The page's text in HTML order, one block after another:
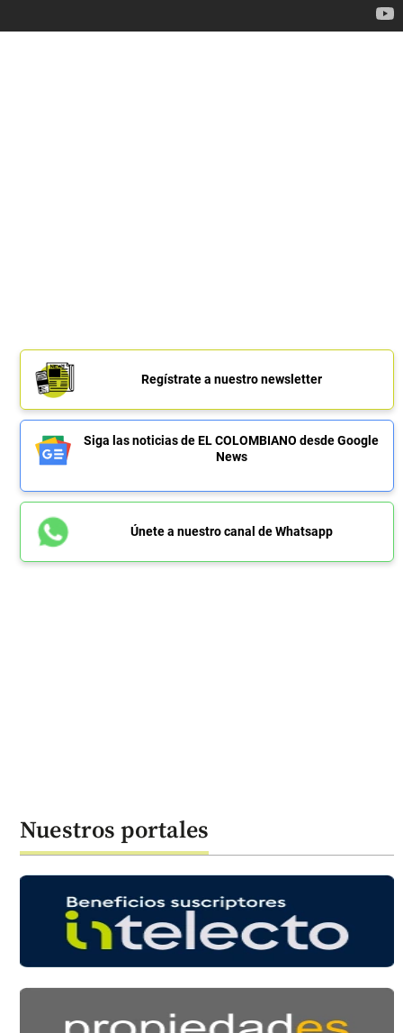
Regístrate a nuestro newsletter
Siga las noticias de EL COLOMBIANO desde Google
News
Únete a nuestro canal de Whatsapp
Nuestros portales